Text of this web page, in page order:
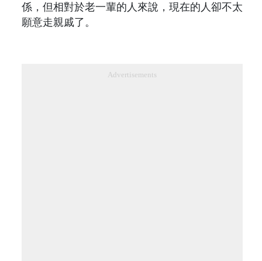
係，但相對於老一輩的人來說，現在的人卻不太
願意走親戚了。
Advertisements